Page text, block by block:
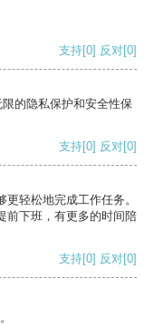
支持[0] 反对[0]
的隐私保护和安全性保
支持[0] 反对[0]
轻松地完成工作任务。
前下班，有更多的时间陪
支持[0] 反对[0]